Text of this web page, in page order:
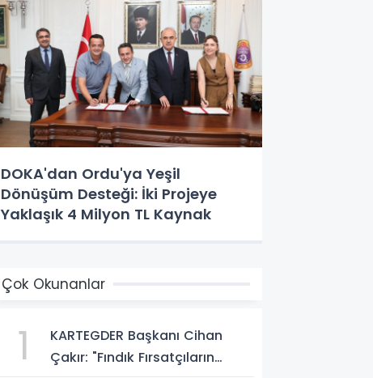
DOKA'dan Ordu'ya Yeşil
Dönüşüm Desteği: İki Projeye
Yaklaşık 4 Milyon TL Kaynak
Çok Okunanlar
1
KARTEGDER Başkanı Cihan
Çakır: "Fındık Fırsatçıların